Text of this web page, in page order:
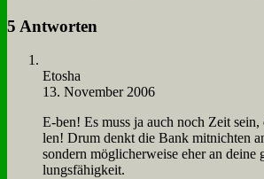
5 Antworten
Eto­sha
13. November 2006
E‑ben! Es muss ja auch noch Zeit
len! Drum denkt die Bank mit­nich­ten
son­dern mög­li­cher­wei­se eher an
lungs­fä­hig­keit.